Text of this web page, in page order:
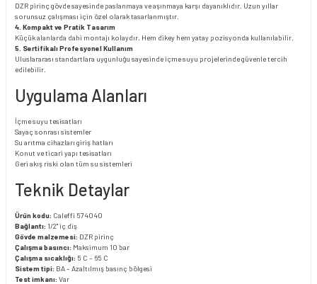
DZR pirinç gövde sayesinde paslanmaya ve aşınmaya karşı dayanıklıdır. Uzun yıllar
sorunsuz çalışması için özel olarak tasarlanmıştır.
4. Kompakt ve Pratik Tasarım
Küçük alanlarda dahi montajı kolaydır. Hem dikey hem yatay pozisyonda kullanılabilir.
5. Sertifikalı Profesyonel Kullanım
Uluslararası standartlara uygunluğu sayesinde içme suyu projelerinde güvenle tercih
edilebilir.
Uygulama Alanları
İçme suyu tesisatları
Sayaç sonrası sistemler
Su arıtma cihazları giriş hatları
Konut ve ticari yapı tesisatları
Geri akış riski olan tüm su sistemleri
Teknik Detaylar
Ürün kodu: Caleffi 574040
Bağlantı: 1/2" iç diş
Gövde malzemesi: DZR pirinç
Çalışma basıncı: Maksimum 10 bar
Çalışma sıcaklığı: 5 C – 65 C
Sistem tipi: BA – Azaltılmış basınç bölgesi
Test imkanı: Var